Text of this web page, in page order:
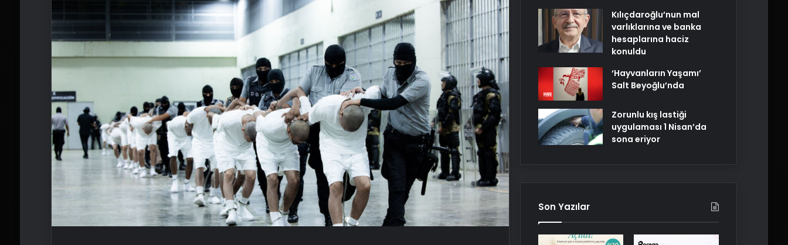
Kılıçdaroğlu’nun mal
varlıklarına ve banka
hesaplarına haciz
konuldu
‘Hayvanların Yaşamı’
Salt Beyoğlu’nda
Zorunlu kış lastiği
uygulaması 1 Nisan’da
sona eriyor
Son Yazılar